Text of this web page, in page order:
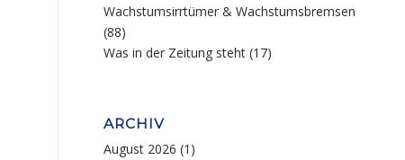
Wachstumsirrtümer & Wachstumsbremsen
(88)
Was in der Zeitung steht (17)
ARCHIV
August 2026 (1)